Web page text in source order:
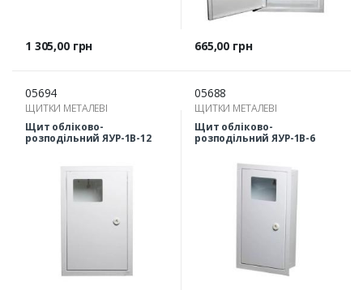
Ціна
1 305,00 грн Ціна
665,00 грн
05694
ЩИТКИ МЕТАЛЕВІ
Щит обліково-
розподільний ЯУР-1В-12
05688
ЩИТКИ МЕТАЛЕВІ
Щит обліково-
розподільний ЯУР-1В-6